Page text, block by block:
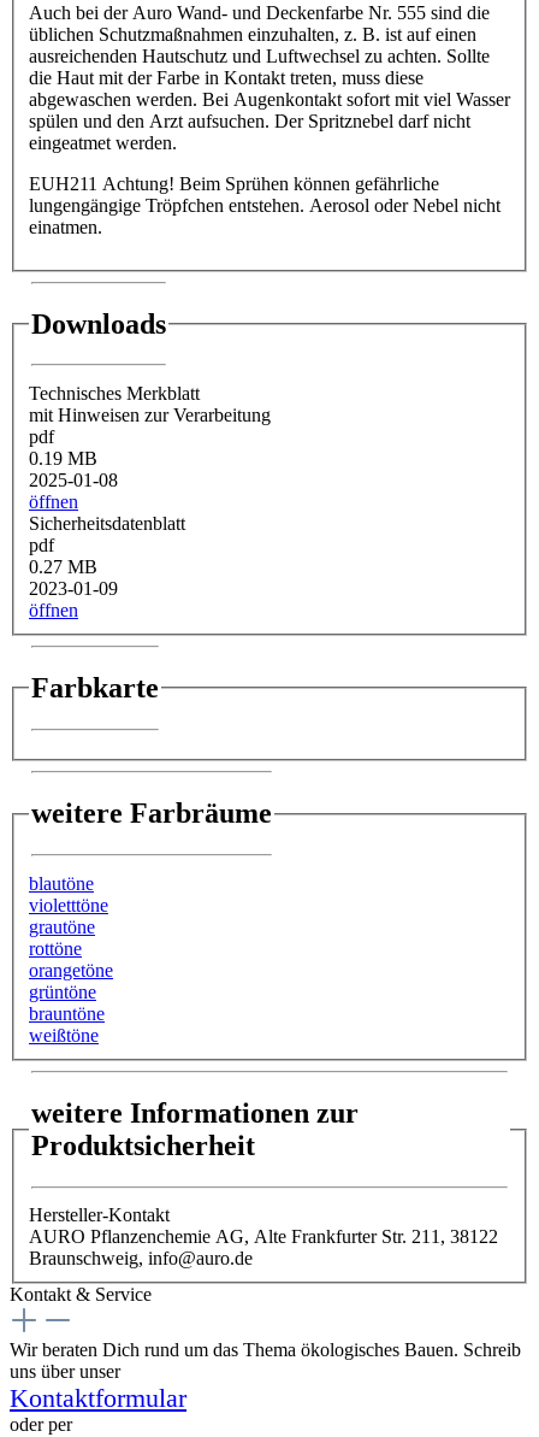
Auch bei der Auro Wand- und Deckenfarbe Nr. 555 sind die
üblichen Schutzmaßnahmen einzuhalten, z. B. ist auf einen
ausreichenden Hautschutz und Luftwechsel zu achten. Sollte
die Haut mit der Farbe in Kontakt treten, muss diese
abgewaschen werden. Bei Augenkontakt sofort mit viel Wasser
spülen und den Arzt aufsuchen. Der Spritznebel darf nicht
eingeatmet werden.
EUH211 Achtung! Beim Sprühen können gefährliche
lungengängige Tröpfchen entstehen. Aerosol oder Nebel nicht
einatmen.
Downloads
Technisches Merkblatt
mit Hinweisen zur Verarbeitung
pdf
0.19 MB
2025-01-08
öffnen
Sicherheitsdatenblatt
pdf
0.27 MB
2023-01-09
öffnen
Farbkarte
weitere Farbräume
blautöne
violetttöne
grautöne
rottöne
orangetöne
grüntöne
brauntöne
weißtöne
weitere Informationen zur
Produktsicherheit
Hersteller-Kontakt
AURO Pflanzenchemie AG, Alte Frankfurter Str. 211, 38122
Braunschweig, info@auro.de
Kontakt & Service
Wir beraten Dich rund um das Thema ökologisches Bauen. Schreib
uns über unser
Kontaktformular
oder per